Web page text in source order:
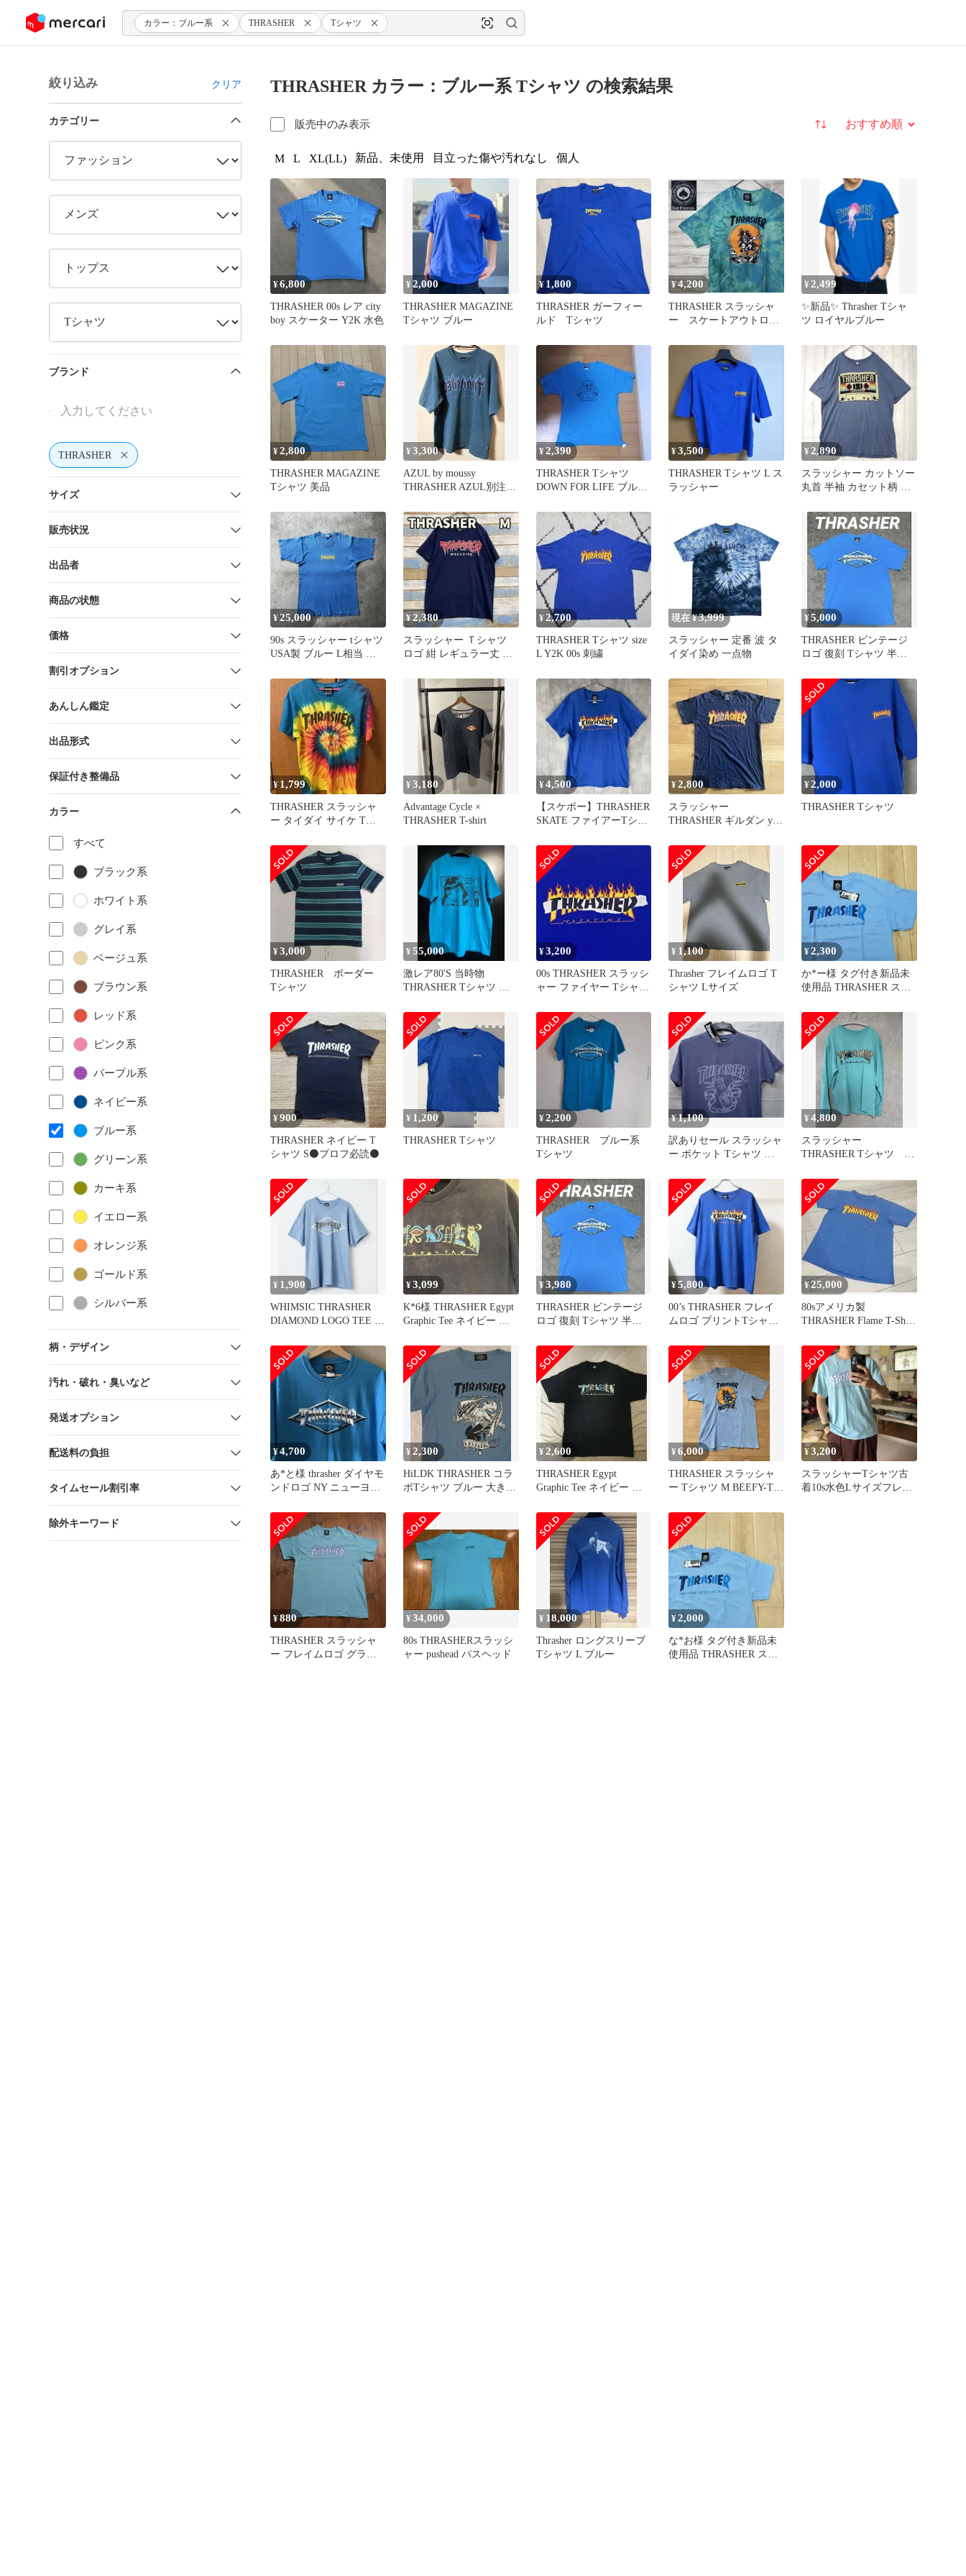
ツにスキップ カラー：ブルー系 THRASHER Tシャツ
絞り込み クリア
カテゴリー
ブランド
THRASHER
サイズ
販売状況
出品者
商品の状態
価格
割引オプション
あんしん鑑定
出品形式
保証付き整備品
カラー
すべて
ブラック系
ホワイト系
グレイ系
ベージュ系
ブラウン系
レッド系
ピンク系
パープル系
ネイビー系
ブルー系
グリーン系
カーキ系
イエロー系
オレンジ系
ゴールド系
シルバー系
柄・デザイン
汚れ・破れ・臭いなど
発送オプション
配送料の負担
タイムセール割引率
除外キーワード
THRASHER カラー：ブルー系 Tシャツ の検索結果
販売中のみ表示 並び替え
M L XL(LL) 新品、未使用 目立った傷や汚れなし 個人
¥6,800
THRASHER 00s レア city
boy スケーター Y2K 水色
¥2,000
THRASHER MAGAZINE
Tシャツ ブルー
¥ 1,800
THRASHER ガーフィー
ルド Tシャツ
¥4,200
THRASHER スラッシャ
ー スケートアウトロ
ダイ染め
¥ 2,499
✨新品✨ Thrasher Tシャ
ツ ロイヤルブルー
¥2,800
THRASHER MAGAZINE
Tシャツ 美品
¥3,300
AZUL by moussy
THRASHER AZUL別注フ
¥2,390
THRASHER Tシャツ
DOWN FOR LIFE ブルー
¥3,500
THRASHER Tシャツ L ス
ラッシャー
¥2,890
スラッシャー カットソー
丸首 半袖 カセット柄 XL
¥25,000
90s スラッシャー tシャツ
USA製 ブルー L相当 ラ
¥2,380
スラッシャー Ｔシャツ
ロゴ 紺 レギュラー丈 綿
¥2,700
THRASHER Tシャツ size
L Y2K 00s 刺繍
現在 ¥3,999
スラッシャー 定番 波 タ
イダイ染め 一点物
¥5,000
THRASHER ビンテージ
ロゴ 復刻 Tシャツ 半
ボー
¥ 1,799
THRASHER スラッシャ
ー タイダイ サイケ Tシ
ー
¥3,180
Advantage Cycle ×
THRASHER T-shirt
¥4,500
【スケボー】THRASHER
SKATE ファイアーTシャ
¥2,800
スラッシャー
THRASHER ギルダン y2k
¥2,000
THRASHER Tシャツ
¥3,000
THRASHER ボーダー
Tシャツ
¥55,000
激レア80'S 当時物
THRASHER Tシャツ ヴ
¥3,200
00s THRASHER スラッシ
ャー ファイヤー Tシャツ
¥ 1,100
Thrasher フレイムロゴ T
シャツ Lサイズ
¥2,300
か*ー様 タグ付き新品未
使用品 THRASHER スラ
水
¥900
THRASHER ネイビー T
シャツ S⚫️プロフ必読⚫️
¥ 1,200
THRASHER Tシャツ
¥2,200
THRASHER ブルー系
Tシャツ
¥1,100
訳ありセール スラッシャ
ー ポケット Tシャツ 半
り1
¥4,800
スラッシャー
THRASHER Tシャツ 水
ニーブルー
¥ 1,900
WHIMSIC THRASHER
DIAMOND LOGO TEE ス
¥3,099
K*6様 THRASHER Egypt
Graphic Tee ネイビー 希
¥3,980
THRASHER ビンテージ
ロゴ 復刻 Tシャツ 半
ボー
¥5,800
00’s THRASHER フレイ
ムロゴ プリントTシャツ
¥25,000
80sアメリカ製
THRASHER Flame T-Shirt
¥4,700
あ*と様 thrasher ダイヤモ
ンドロゴ NY ニューヨー
¥2,300
HiLDK THRASHER コラ
ボTシャツ ブルー 大きい
¥2,600
THRASHER Egypt
Graphic Tee ネイビー 希
¥6,000
THRASHER スラッシャ
ー Tシャツ M BEEFY-T
¥3,200
スラッシャーTシャツ古
着10s水色Lサイズフレイ
¥880
THRASHER スラッシャ
ー フレイムロゴ グラフ
¥34,000
80s THRASHERスラッシ
ャー pushead パスヘッド
¥ 18,000
Thrasher ロングスリーブ
Tシャツ L ブルー
¥2,000
な*お様 タグ付き新品未
使用品 THRASHER スラ